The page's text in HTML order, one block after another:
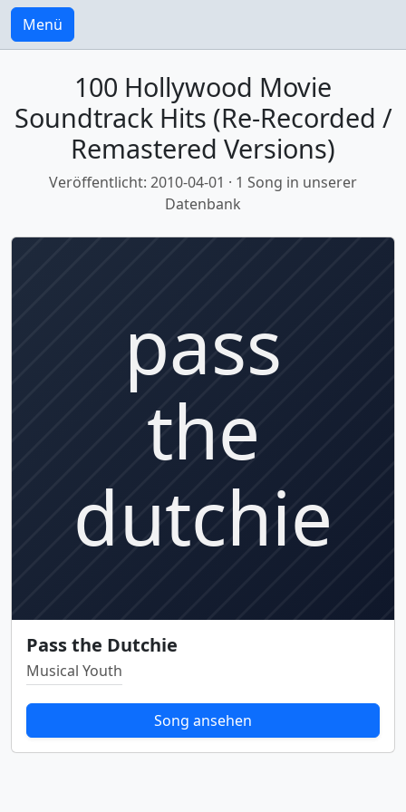
Menü
100 Hollywood Movie
Soundtrack Hits (Re-Recorded /
Remastered Versions)
Veröffentlicht: 2010-04-01 · 1 Song in unserer
Datenbank
Pass the Dutchie
Musical Youth
Song ansehen